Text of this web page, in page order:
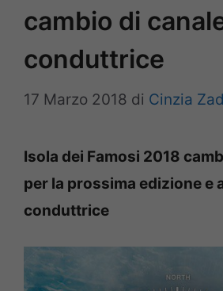
cambio di
conduttrice
17 Marzo 2018 di Cinzia
Isola dei Famosi 2018
per la prossima edizione e
conduttrice